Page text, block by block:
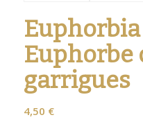
Euphorbe
garrigues
4,50 €